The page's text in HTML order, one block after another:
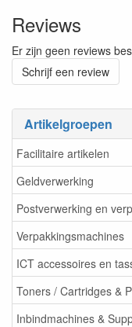
Artikelgroepen
Facilitaire artikelen
Geldverwerking
Postverwerking en
Verpakkingsmachines
ICT accessoires en
Toners / Cartridges &
Inbindmachines &
Reviews
Er zijn geen reviews
Schrijf een review